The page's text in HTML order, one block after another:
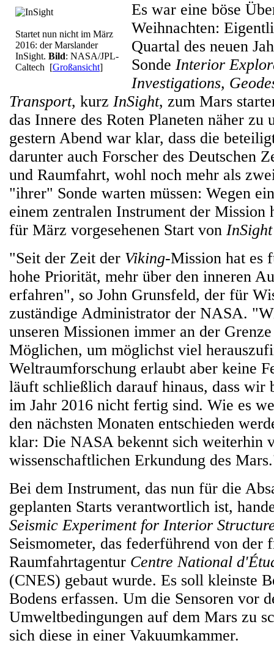
Startet nun nicht im März
2016: der Marslander
InSight. Bild: NASA/JPL-
Caltech [Großansicht]
Es war eine böse
Weihnachten:
Quartal des neuen
Sonde Interior
Investigations,
Transport, kurz InSight, zum Mars
das Innere des Roten Planeten näher zu
gestern Abend war klar, dass die
darunter auch Forscher des Deutschen
und Raumfahrt, wohl noch mehr als
"ihrer" Sonde warten müssen: Wegen
einem zentralen Instrument der Mission
für März vorgesehenen Start von InSight
"Seit der Zeit der Viking-Mission hat es
hohe Priorität, mehr über den inneren
erfahren", so John Grunsfeld, der für
zuständige Administrator der NASA.
unseren Missionen immer an der
Möglichen, um möglichst viel
Weltraumforschung erlaubt aber keine
läuft schließlich darauf hinaus, dass wir
im Jahr 2016 nicht fertig sind. Wie es
den nächsten Monaten entschieden
klar: Die NASA bekennt sich weiterhin
wissenschaftlichen Erkundung des
Bei dem Instrument, das nun für die
geplanten Starts verantwortlich ist,
Seismic Experiment for Interior
Seismometer, das federführend von der
Raumfahrtagentur Centre National
(CNES) gebaut wurde. Es soll kleinste
Bodens erfassen. Um die Sensoren vor
Umweltbedingungen auf dem Mars zu
sich diese in einer Vakuumkammer.